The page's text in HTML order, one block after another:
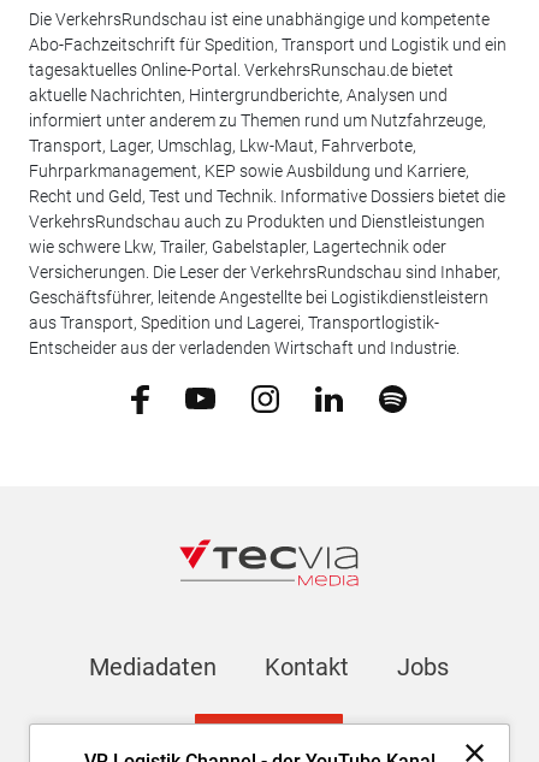
Die VerkehrsRundschau ist eine unabhängige und kompetente
Abo-Fachzeitschrift für Spedition, Transport und Logistik und ein
tagesaktuelles Online-Portal. VerkehrsRunschau.de bietet
aktuelle Nachrichten, Hintergrundberichte, Analysen und
informiert unter anderem zu Themen rund um Nutzfahrzeuge,
Transport, Lager, Umschlag, Lkw-Maut, Fahrverbote,
Fuhrparkmanagement, KEP sowie Ausbildung und Karriere,
Recht und Geld, Test und Technik. Informative Dossiers bietet die
VerkehrsRundschau auch zu Produkten und Dienstleistungen
wie schwere Lkw, Trailer, Gabelstapler, Lagertechnik oder
Versicherungen. Die Leser der VerkehrsRundschau sind Inhaber,
Geschäftsführer, leitende Angestellte bei Logistikdienstleistern
aus Transport, Spedition und Lagerei, Transportlogistik-
Entscheider aus der verladenden Wirtschaft und Industrie.
Mediadaten Kontakt Jobs